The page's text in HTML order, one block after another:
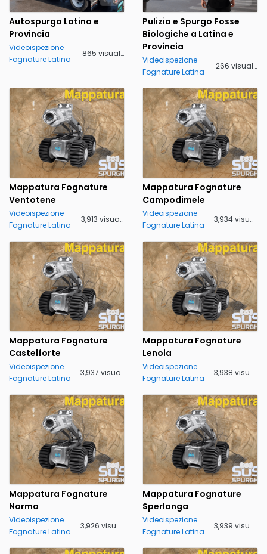
Autospurgo Latina e
Provincia
Videoispezione
Fognature Latina
865 visualizzazioni
Pulizia e Spurgo Fosse
Biologiche a Latina e
Provincia
Videoispezione
Fognature Latina
266 visualizzazioni
Mappatura Fognature
Ventotene
Videoispezione
Fognature Latina
3,913 visualizzazioni
Mappatura Fognature
Campodimele
Videoispezione
Fognature Latina
3,934 visualizzazioni
Mappatura Fognature
Castelforte
Videoispezione
Fognature Latina
3,937 visualizzazioni
Mappatura Fognature
Lenola
Videoispezione
Fognature Latina
3,938 visualizzazioni
Mappatura Fognature
Norma
Videoispezione
Fognature Latina
3,926 visualizzazioni
Mappatura Fognature
Sperlonga
Videoispezione
Fognature Latina
3,939 visualizzazioni